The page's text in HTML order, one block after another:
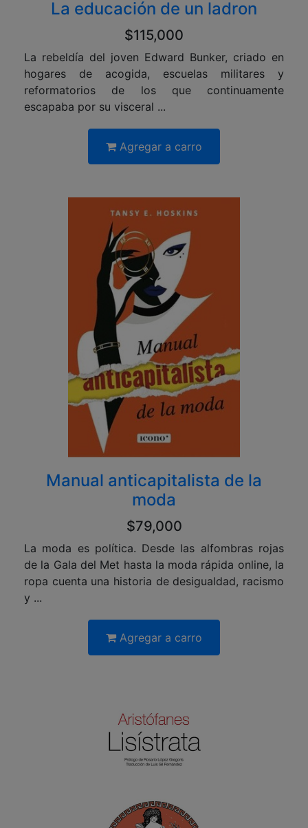
La educación de un ladron
$115,000
La rebeldía del joven Edward Bunker, criado en
hogares de acogida, escuelas militares y
reformatorios de los que continuamente
escapaba por su visceral ...
Agregar a carro
Manual anticapitalista de la
moda
$79,000
La moda es política. Desde las alfombras rojas
de la Gala del Met hasta la moda rápida online, la
ropa cuenta una historia de desigualdad, racismo
y ...
Agregar a carro